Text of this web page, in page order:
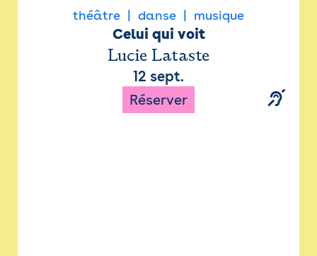
théâtre danse musique
Celui qui voit
Lucie Lataste
12 sept.
Réserver